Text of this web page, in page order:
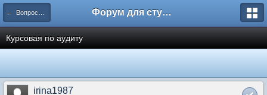
← Вопросы и ответы Форум для студента СГА
Курсовая по аудиту
irina1987